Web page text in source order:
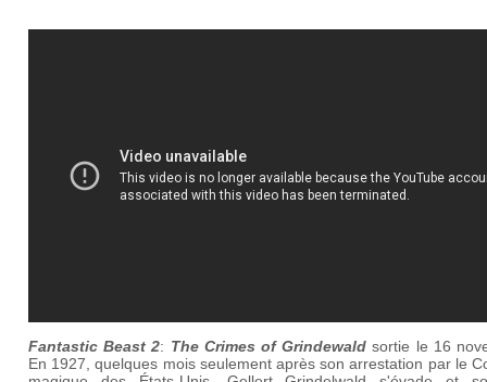
Fantastic Beast 2: The Crimes of Grindewald sortie le 16
En 1927, quelques mois seulement après son arrestation par le